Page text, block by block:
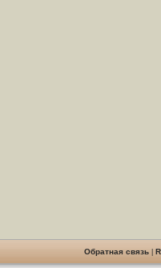
Обратная связь